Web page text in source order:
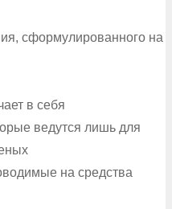
сформулированного на
в себя
ведутся лишь для
на средства